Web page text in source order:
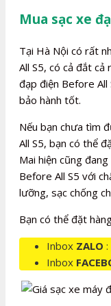
Mua sạc xe
Tại Hà Nội có rất
All S5, có cả đắt cả
đạp điện Before
bảo hành tốt.
Nếu bạn chưa tìm
All S5, bạn có thể
Mai hiện cũng
Before All S5 với
lưỡng, sạc chống
Bạn có thể đặt
Inbox ZALO :
Inbox